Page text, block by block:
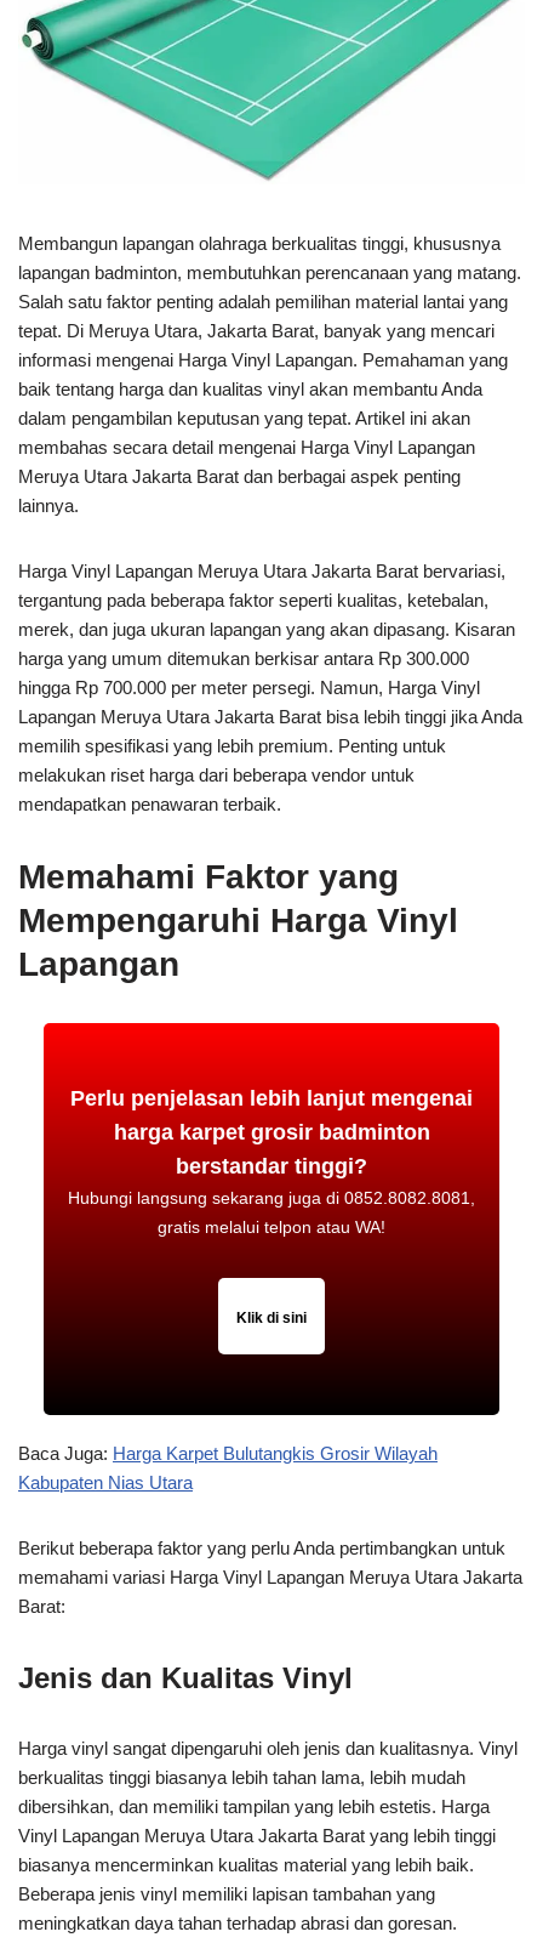
Membangun lapangan olahraga berkualitas tinggi, khususnya
lapangan badminton, membutuhkan perencanaan yang matang.
Salah satu faktor penting adalah pemilihan material lantai yang
tepat. Di Meruya Utara, Jakarta Barat, banyak yang mencari
informasi mengenai Harga Vinyl Lapangan. Pemahaman yang
baik tentang harga dan kualitas vinyl akan membantu Anda
dalam pengambilan keputusan yang tepat. Artikel ini akan
membahas secara detail mengenai Harga Vinyl Lapangan
Meruya Utara Jakarta Barat dan berbagai aspek penting
lainnya.
Harga Vinyl Lapangan Meruya Utara Jakarta Barat bervariasi,
tergantung pada beberapa faktor seperti kualitas, ketebalan,
merek, dan juga ukuran lapangan yang akan dipasang. Kisaran
harga yang umum ditemukan berkisar antara Rp 300.000
hingga Rp 700.000 per meter persegi. Namun, Harga Vinyl
Lapangan Meruya Utara Jakarta Barat bisa lebih tinggi jika Anda
memilih spesifikasi yang lebih premium. Penting untuk
melakukan riset harga dari beberapa vendor untuk
mendapatkan penawaran terbaik.
Memahami Faktor yang
Mempengaruhi Harga Vinyl
Lapangan
Perlu penjelasan lebih lanjut mengenai
harga karpet grosir badminton
berstandar tinggi?
Hubungi langsung sekarang juga di 0852.8082.8081,
gratis melalui telpon atau WA!
Klik di sini
Baca Juga: Harga Karpet Bulutangkis Grosir Wilayah
Kabupaten Nias Utara
Berikut beberapa faktor yang perlu Anda pertimbangkan untuk
memahami variasi Harga Vinyl Lapangan Meruya Utara Jakarta
Barat:
Jenis dan Kualitas Vinyl
Harga vinyl sangat dipengaruhi oleh jenis dan kualitasnya. Vinyl
berkualitas tinggi biasanya lebih tahan lama, lebih mudah
dibersihkan, dan memiliki tampilan yang lebih estetis. Harga
Vinyl Lapangan Meruya Utara Jakarta Barat yang lebih tinggi
biasanya mencerminkan kualitas material yang lebih baik.
Beberapa jenis vinyl memiliki lapisan tambahan yang
meningkatkan daya tahan terhadap abrasi dan goresan.